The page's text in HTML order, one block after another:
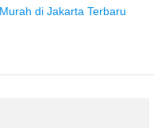
di Jakarta Terbaru